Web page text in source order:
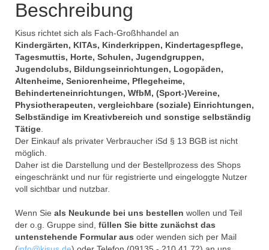
Beschreibung
Kisus richtet sich als Fach-Großhhandel an
Kindergärten, KITAs, Kinderkrippen, Kindertagespflege,
Tagesmuttis, Horte, Schulen, Jugendgruppen,
Jugendclubs, Bildungseinrichtungen, Logopäden,
Altenheime, Seniorenheime, Pflegeheime,
Behinderteneinrichtungen, WfbM, (Sport-)Vereine,
Physiotherapeuten, vergleichbare (soziale) Einrichtungen,
Selbständige im Kreativbereich und sonstige selbständig
Tätige
Der Einkauf als privater Verbraucher iSd § 13 BGB ist nicht
möglich.
Daher ist die Darstellung und der Bestellprozess des Shops
eingeschränkt und nur für registrierte und eingeloggte Nutzer
voll sichtbar und nutzbar.
Wenn Sie als Neukunde bei uns bestellen wollen und Teil
der o.g. Gruppe sind, füllen Sie bitte zunächst das
untenstehende Formular aus oder wenden sich per Mail